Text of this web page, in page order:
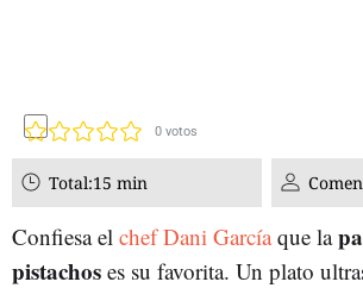
0 votos
Total:15 min
Confiesa el chef Dani Garcíaque la
pistachos es su favorita. Un plato